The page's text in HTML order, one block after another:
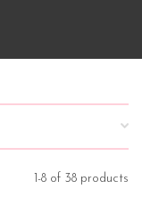
1-8 of 38 products